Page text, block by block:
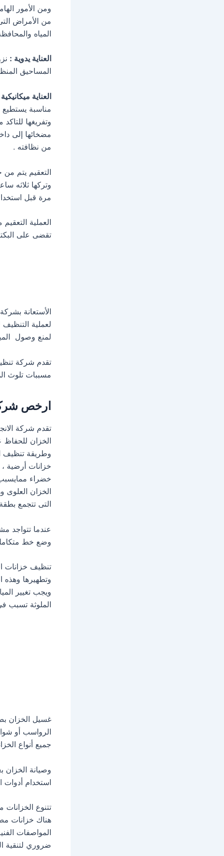
من الأمراض
المياه
العناية يدوية :
المساحيق
العناية
مناسبة يستطيع
وتفريغها
مضخائها إلى
من نظافته .
التعقيم يتم
وتركها ثلاثه
مرة قبل
العملية
تقضى على
الأستعانة
لعملية
لمنع وصول
تقدم شركة
مسببات تلوث
ارخص
تقدم شركة
الخزان
وطريقة تنظيف
خزانات أرضية
خضراء
التى تتجمع
عندما تتواجد
وضع خط
تنظيف خزانات
وتطهيرها وهذه
ويجب تغيير
الملوثة تسبب
غسيل الخزان
الرواسب أو
جميع أنواع
وصيانة الخزان
استخدام أدوات
تتنوع
هناك خزانات
المواصفات
ضروري لتنقية